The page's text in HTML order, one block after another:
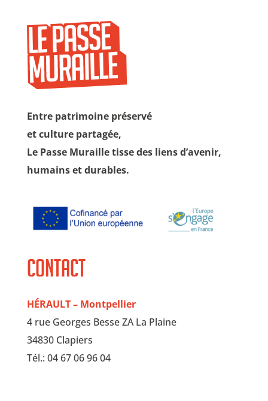
Entre patrimoine préservé
et culture partagée,
Le Passe Muraille tisse des liens d’avenir,
humains et durables.
Contact
HÉRAULT – Montpellier
4 rue Georges Besse ZA La Plaine
34830 Clapiers
Tél.: 04 67 06 96 04